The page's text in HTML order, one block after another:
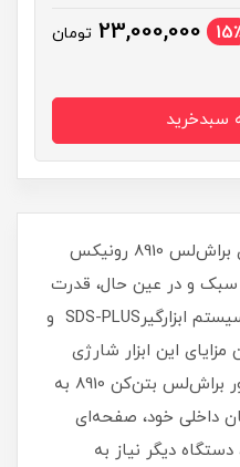
23,000,000 تومان
کیفیت و قدرت بتن‌کن شارژی براش‌لس 8910 رونیکس
و در عین حال، قدرت
بالا، موتور براش‌لس ضد آب، سیستم ابزارگیرSDS-PLUS و
این ابزار شارژی
قدرتمند رونیکس هستند. موتور براش‌لس بتن‌کن 8910 به
داخلی خود، صفحه‌‌ای
دستگاه دیگر نیاز به